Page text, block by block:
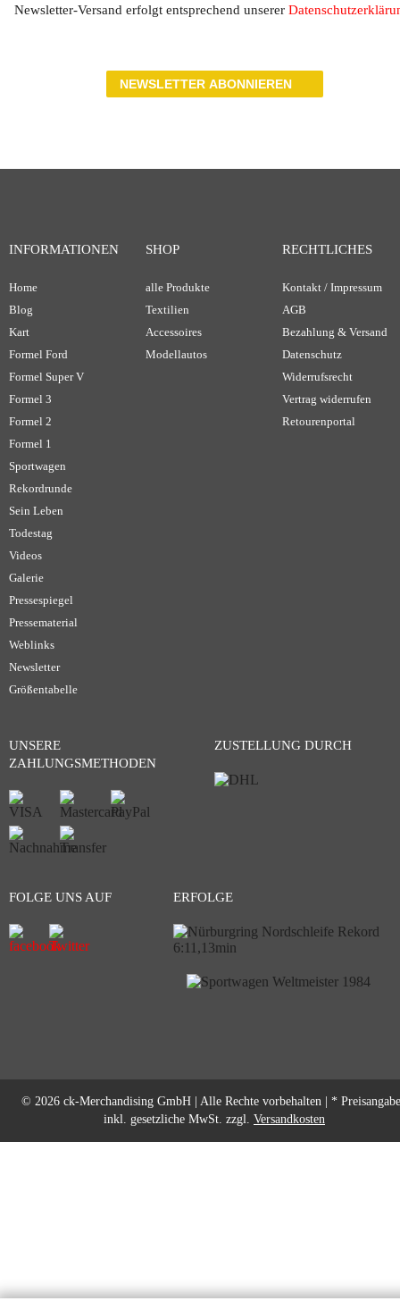
Newsletter-Versand erfolgt entsprechend unserer
INFORMATIONEN
Home
Blog
Kart
Formel Ford
Formel Super V
Formel 3
Formel 2
Formel 1
Sportwagen
Rekordrunde
Sein Leben
Todestag
Videos
Galerie
Pressespiegel
Pressematerial
Weblinks
Newsletter
Größentabelle
SHOP
alle Produkte
Textilien
Accessoires
Modellautos
RECHTLICHES
Kontakt / Impressum
AGB
Bezahlung & Versand
Datenschutz
Widerrufsrecht
Vertrag widerrufen
Retourenportal
UNSERE
ZAHLUNGSMETHODEN
ZUSTELLUNG DURCH
FOLGE UNS AUF ERFOLGE
© 2026 ck-Merchandising GmbH | Alle Rechte vorbehalten | *
inkl. gesetzliche MwSt. zzgl. Versandkosten